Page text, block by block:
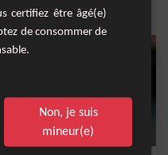
certifiez être âgé(e)
de consommer de
Non, je suis
mineur(e)